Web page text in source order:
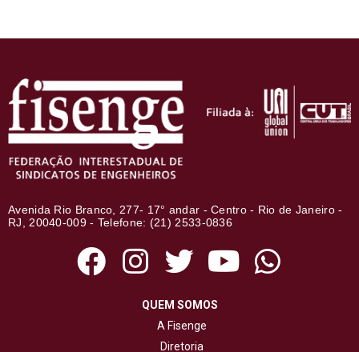
Avenida Rio Branco, 277- 17° andar - Centro - Rio de Janeiro -
RJ, 20040-009 - Telefone: (21) 2533-0836
QUEM SOMOS
A Fisenge
Diretoria